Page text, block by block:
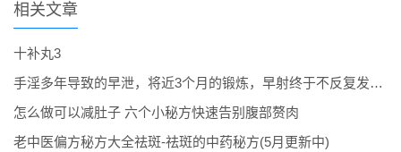
相关文章
十补丸3
手淫多年导致的早泄，将近3个月的锻炼，早射终于不反复发作了。
怎么做可以减肚子 六个小秘方快速告别腹部赘肉
老中医偏方秘方大全祛斑-祛斑的中药秘方(5月更新中)